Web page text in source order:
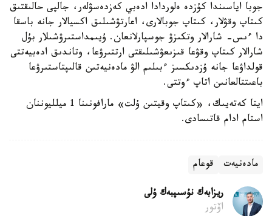
جوبا اياسىندا كۇزدە ەلوردادا ادەبي كەزدەسۋلەر، جالپى حالىقتىق
كىتاپ وقۋلار، كىتاپ جوبالارى، اعارتۋشىلىق اكسيالار جانە باسقا
دا ءىس- شارالار وتكىزۋ جوسپارلانعان. ۇيىمداستىرۋشىلار بۇل
شارالار كىتاپ وقۋعا قىزىعۋشىلىقتى ارتتىرۋعا، وتاندىق ادەبيەتتى
قولداۋعا جانە ۇزدىكسىز ءبىلىم الۋ مادەنيەتىن قالىپتاستىرۋعا
باعىتتالعانىن اتاپ ءوتتى.
ايتا كەتەيىك، «كىتاپ وقيتىن ۇلت» مارافونىنا 1 ميلليوننان
استام ادام قاتىسادى.
مادەنيەت قوعام
ريزابەك نۇسىپبەك ۇلى
اۆتور